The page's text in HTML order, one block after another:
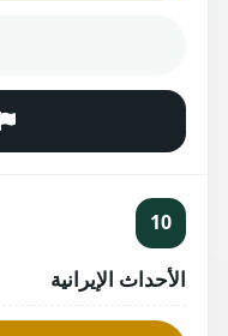
10
الأحداث الإيرانية